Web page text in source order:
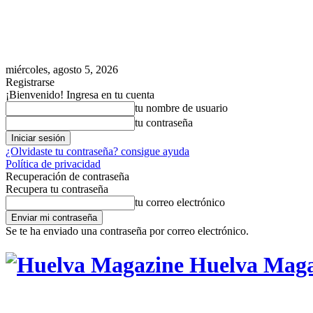
miércoles, agosto 5, 2026
Registrarse
¡Bienvenido! Ingresa en tu cuenta
tu nombre de usuario
tu contraseña
¿Olvidaste tu contraseña? consigue ayuda
Política de privacidad
Recuperación de contraseña
Recupera tu contraseña
tu correo electrónico
Se te ha enviado una contraseña por correo electrónico.
Huelva